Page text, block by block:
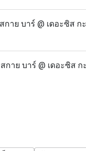
าย บาร์ @ เดอะซิส ก
าย บาร์ @ เดอะซิส ก